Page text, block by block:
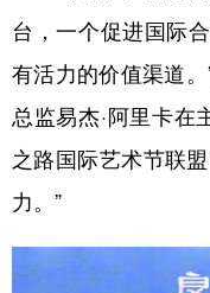
台，一个促进国际
有活力的价值渠道
总监易杰·阿里卡在
之路国际艺术节联
力。”